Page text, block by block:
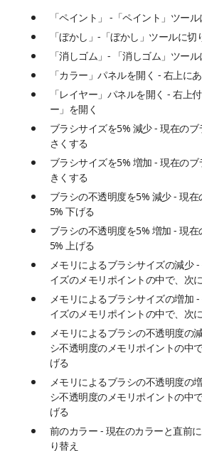
「ペイント」 -「ペイント」ツール
「ぼかし」-「ぼかし」ツールに切
「消しゴム」- 「消しゴム」ツール
「カラー」パネルを開く - 右上に
「レイヤー」パネルを開く - 右上
ー」を開く
ブラシサイズを5% 減少 - 現在の
さくする
ブラシサイズを5% 増加 - 現在の
きくする
ブラシの不透明度を5% 減少 - 現
5% 下げる
ブラシの不透明度を5% 増加 - 現
5% 上げる
メモリによるブラシサイズの減少
イズのメモリポイントの中で、次
メモリによるブラシサイズの増加
イズのメモリポイントの中で、次
メモリによるブラシの不透明度の
シ不透明度のメモリポイントの中
げる
メモリによるブラシの不透明度の
シ不透明度のメモリポイントの中
げる
前のカラー - 現在のカラーと直前
り替え